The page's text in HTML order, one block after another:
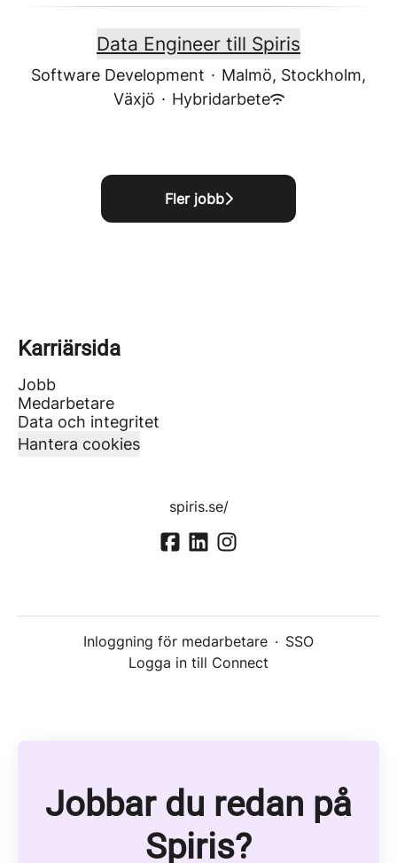
Data Engineer till Spiris
Software Development · Malmö, Stockholm,
Växjö · Hybridarbete
Fler jobb
Karriärsida
Jobb
Medarbetare
Data och integritet
Hantera cookies
spiris.se/
Inloggning för medarbetare · SSO
Logga in till Connect
Jobbar du redan på
Spiris?